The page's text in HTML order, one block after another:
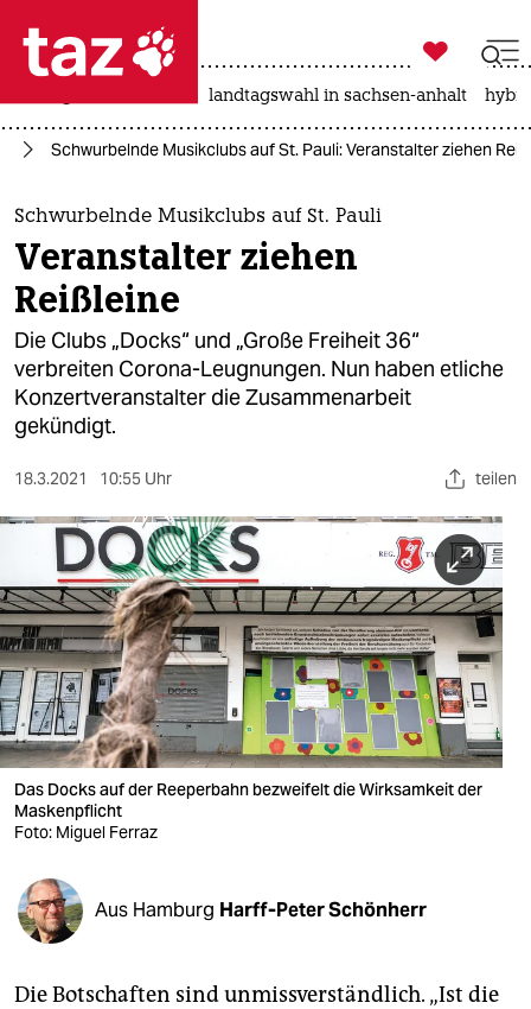
 taz zahl ich
taz zahl ich
themen
politik
öko
gesellschaft
kultur
sport
berlin
nord
wahrheit
verlag
verlag
veranstaltungen
shop
fragen & hilfe
unterstützen

taz zahl ich
landtagswahl in sachsen-anhalt
Schwurbelnde Musikclubs auf St. Pauli: Veranstalter ziehen
Schwurbelnde Musikclubs auf St. Pauli
Veranstalter ziehen
Reißleine
Die Clubs „Docks“ und „Große Freiheit 36“
verbreiten Corona-Leugnungen. Nun haben etliche
Konzertveranstalter die Zusammenarbeit
gekündigt.
18.3.2021 10:55 Uhr teilen
Das Docks auf der Reeperbahn bezweifelt die Wirksamkeit der
Maskenpflicht
Foto: Miguel Ferraz
Aus Hamburg Harff-Peter Schönherr
Die Botschaften sind unmissverständlich. „Ist die